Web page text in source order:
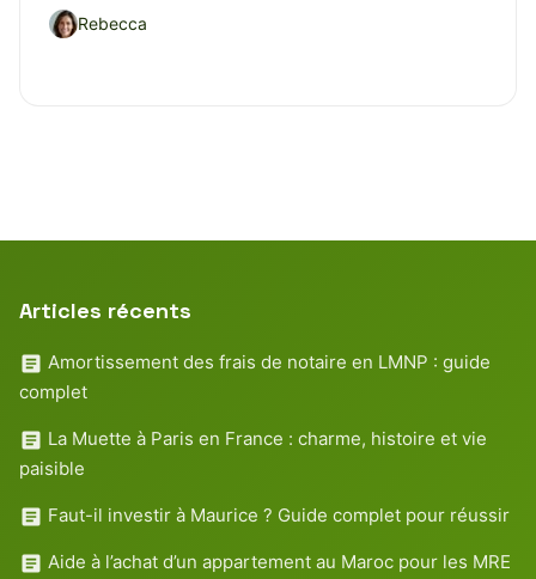
Rebecca
Articles récents
Amortissement des frais de notaire en LMNP : guide
complet
La Muette à Paris en France : charme, histoire et vie
paisible
Faut-il investir à Maurice ? Guide complet pour réussir
Aide à l’achat d’un appartement au Maroc pour les MRE